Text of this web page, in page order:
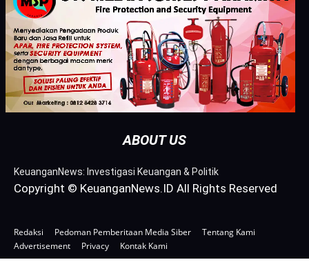
ABOUT US
KeuanganNews: Investigasi Keuangan & Politik
Copyright © KeuanganNews.ID All Rights Reserved
Redaksi Pedoman Pemberitaan Media Siber
Tentang Kami
Advertisement
Privacy Kontak Kami